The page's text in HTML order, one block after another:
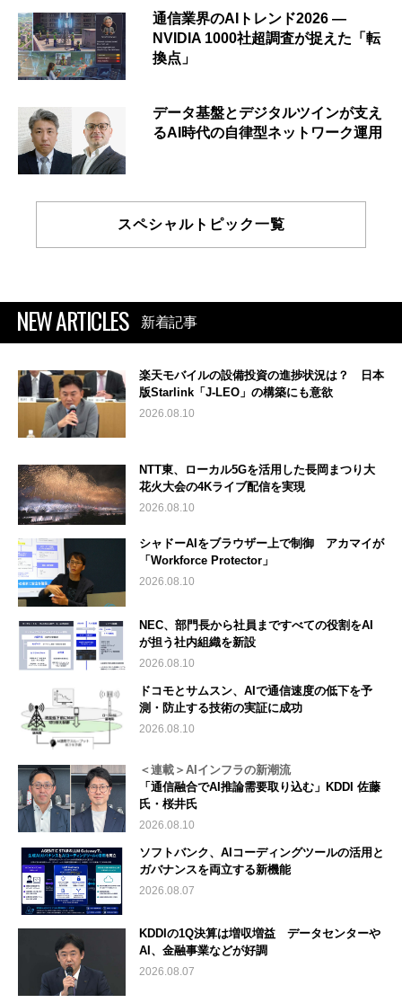
通信業界のAIトレンド2026 ―
NVIDIA 1000社超調査が捉えた「転
換点」
データ基盤とデジタルツインが支え
るAI時代の自律型ネットワーク運用
スペシャルトピック一覧
NEW ARTICLES 新着記事
楽天モバイルの設備投資の進捗状況は？ 日本
版Starlink「J-LEO」の構築にも意欲
2026.08.10
NTT東、ローカル5Gを活用した長岡まつり大
花火大会の4Kライブ配信を実現
2026.08.10
シャドーAIをブラウザー上で制御 アカマイが
「Workforce Protector」
2026.08.10
NEC、部門長から社員まですべての役割をAI
が担う社内組織を新設
2026.08.10
ドコモとサムスン、AIで通信速度の低下を予
測・防止する技術の実証に成功
2026.08.10
＜連載＞AIインフラの新潮流
「通信融合でAI推論需要取り込む」KDDI 佐藤
氏・桜井氏
2026.08.10
ソフトバンク、AIコーディングツールの活用と
ガバナンスを両立する新機能
2026.08.07
KDDIの1Q決算は増収増益 データセンターや
AI、金融事業などが好調
2026.08.07